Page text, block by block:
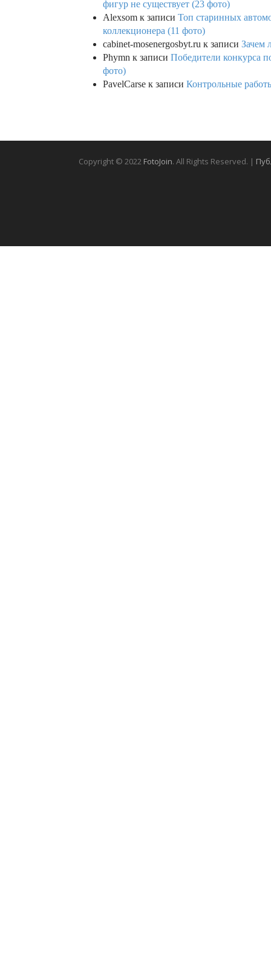
фигур не существует (23 фото)
Alexsom к записи Топ старинных
коллекционера (11 фото)
cabinet-mosenergosbyt.ru к записи Зачем
Phymn к записи Победители конкурса
фото)
PavelCarse к записи Контрольные
Copyright © 2022 FotoJoin. All Rights Reserved. |